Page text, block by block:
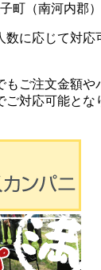
町（南河内郡）
に応じて対応
ご注文金額や
ご対応可能とな